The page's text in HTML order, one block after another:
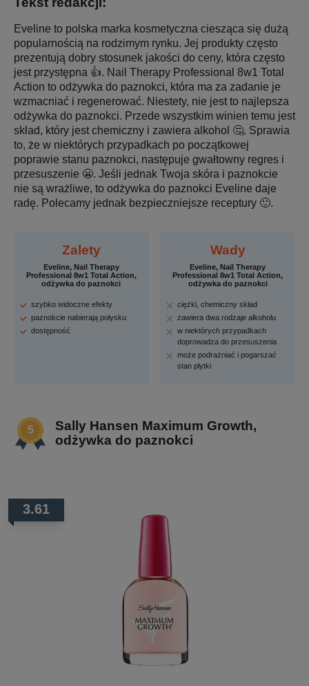
Eveline to polska marka kosmetyczna ciesząca się dużą
popularnością na rodzimym rynku. Jej produkty często
prezentują dobry stosunek jakości do ceny, która często
jest przystępna 👍. Nail Therapy Professional 8w1 Total
Action to odżywka do paznokci, która ma za zadanie je
wzmacniać i regenerować. Niestety, nie jest to najlepsza
odżywka do paznokci. Przede wszystkim winien temu jest
skład, który jest chemiczny i zawiera alkohol 🤔. Sprawia
to, że w niektórych przypadkach po początkowej
poprawie stanu paznokci, następuje gwałtowny regres i
przesuszenie 😬. Jeśli jednak Twoja skóra i paznokcie
nie są wrażliwe, to odżywka do paznokci Eveline daje
radę. Polecamy jednak bezpieczniejsze receptury 🙂.
Zalety
Eveline, Nail Therapy
Professional 8w1 Total Action,
odżywka do paznokci
szybko widoczne efekty
paznokcie nabierają połysku
dostępność
Wady
Eveline, Nail Therapy
Professional 8w1 Total Action,
odżywka do paznokci
ciężki, chemiczny skład
zawiera dwa rodzaje alkoholu
w niektórych przypadkach
doprowadza do przesuszenia
może podrażniać i pogarszać
stan płytki
Sally Hansen Maximum Growth,
odżywka do paznokci
3.61